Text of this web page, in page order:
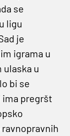
se
ligu
je
igrama u
ulaska u
bi se
ima pregršt